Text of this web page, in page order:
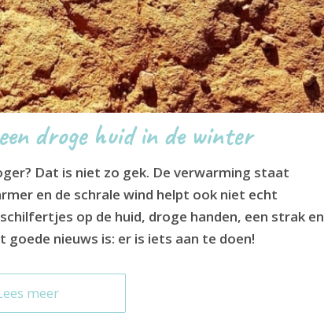
droge huid in de winter
Dat is niet zo gek. De verwarming staat
en de schrale wind helpt ook niet echt
op de huid, droge handen, een strak en
nieuws is: er is iets aan te doen!
meer